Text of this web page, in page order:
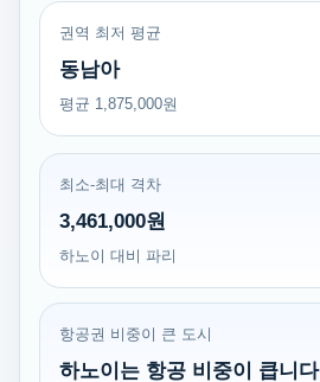
권역 최저 평균
동남아
평균 1,875,000원
최소-최대 격차
3,461,000원
하노이 대비 파리
항공권 비중이 큰 도시
하노이는 항공 비중이 큽니다